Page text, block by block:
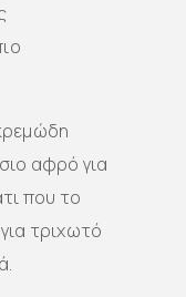
αφρό για
που το
τριχωτό